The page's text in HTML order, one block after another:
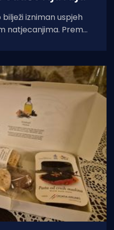
izniman uspjeh
natjecanjima. Prema